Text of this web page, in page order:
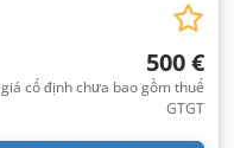
500 €
giá cố định chưa bao gồm thuế
GTGT